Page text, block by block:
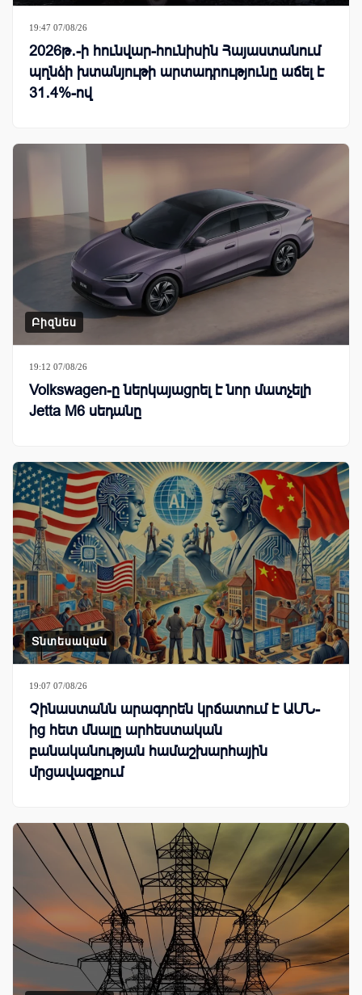
19:47 07/08/26
2026թ․-ի հունվար-հունիսին Հայաստանում
պղնձի խտանյութի արտադրությունը աճել է
31․4%-ով
Բիզնես
19:12 07/08/26
Volkswagen-ը ներկայացրել է նոր մատչելի
Jetta M6 սեդանը
Տնտեսական
19:07 07/08/26
Չինաստանն արագորեն կրճատում է ԱՄՆ-
ից հետ մնալը արհեստական
բանականության համաշխարհային
մրցավազքում